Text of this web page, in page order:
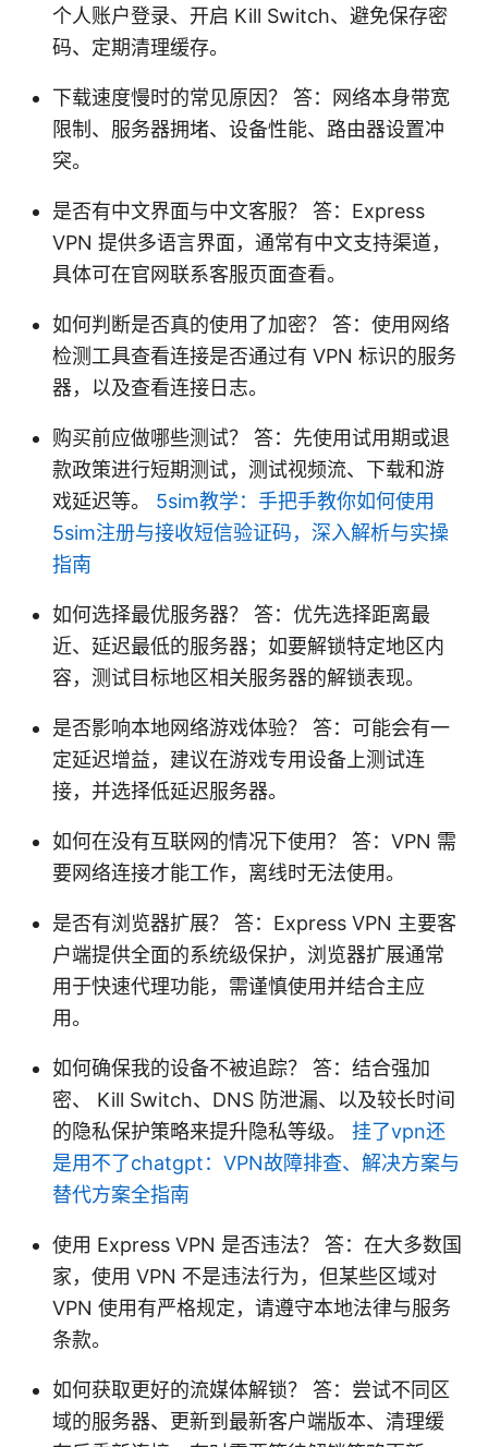
个人账户登录、开启 Kill Switch、避免保存密
码、定期清理缓存。
下载速度慢时的常见原因？ 答：网络本身带宽
限制、服务器拥堵、设备性能、路由器设置冲
突。
是否有中文界面与中文客服？ 答：Express
VPN 提供多语言界面，通常有中文支持渠道，
具体可在官网联系客服页面查看。
如何判断是否真的使用了加密？ 答：使用网络
检测工具查看连接是否通过有 VPN 标识的服务
器，以及查看连接日志。
购买前应做哪些测试？ 答：先使用试用期或退
款政策进行短期测试，测试视频流、下载和游
戏延迟等。 5sim教学：手把手教你如何使用
5sim注册与接收短信验证码，深入解析与实操
指南
如何选择最优服务器？ 答：优先选择距离最
近、延迟最低的服务器；如要解锁特定地区内
容，测试目标地区相关服务器的解锁表现。
是否影响本地网络游戏体验？ 答：可能会有一
定延迟增益，建议在游戏专用设备上测试连
接，并选择低延迟服务器。
如何在没有互联网的情况下使用？ 答：VPN 需
要网络连接才能工作，离线时无法使用。
是否有浏览器扩展？ 答：Express VPN 主要客
户端提供全面的系统级保护，浏览器扩展通常
用于快速代理功能，需谨慎使用并结合主应
用。
如何确保我的设备不被追踪？ 答：结合强加
密、 Kill Switch、DNS 防泄漏、以及较长时间
的隐私保护策略来提升隐私等级。 挂了vpn还
是用不了chatgpt：VPN故障排查、解决方案与
替代方案全指南
使用 Express VPN 是否违法？ 答：在大多数国
家，使用 VPN 不是违法行为，但某些区域对
VPN 使用有严格规定，请遵守本地法律与服务
条款。
如何获取更好的流媒体解锁？ 答：尝试不同区
域的服务器、更新到最新客户端版本、清理缓